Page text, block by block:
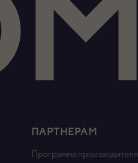
ПАРТНЕРАМ
Программа производителя